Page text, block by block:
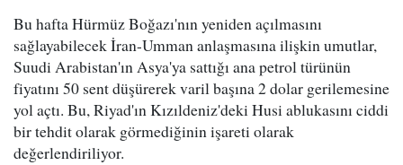
Bu hafta Hürmüz Boğazı'nın yeniden açılmasını
sağlayabilecek İran-Umman anlaşmasına ilişkin umutlar,
Suudi Arabistan'ın Asya'ya sattığı ana petrol türünün
fiyatını 50 sent düşürerek varil başına 2 dolar gerilemesine
yol açtı. Bu, Riyad'ın Kızıldeniz'deki Husi ablukasını ciddi
bir tehdit olarak görmediğinin işareti olarak
değerlendiriliyor.